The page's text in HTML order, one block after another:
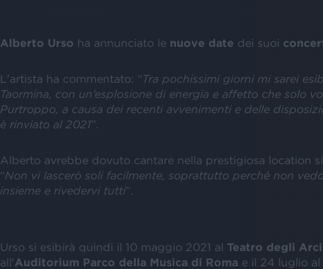
Alberto Urso ha annunciato le nuove date dei suoi
L'artista ha commentato: “Tra pochissimi giorni mi sarei
Taormina, con un’esplosione di energia e affetto che solo
Purtroppo, a causa dei recenti avvenimenti e delle
è rinviato al 2021”.
Alberto avrebbe dovuto cantare nella prestigiosa location
“Non vi lascerò soli facilmente, soprattutto perché non
insieme e rivedervi tutti”.
Urso si esibirà quindi il 10 maggio 2021 al Teatro degli
all'Auditorium Parco della Musica di Roma e il 24 luglio al